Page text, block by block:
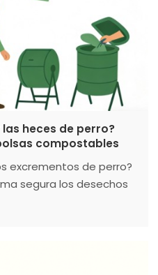
heces de perro?
compostables
excrementos de perro?
segura los desechos
específicas